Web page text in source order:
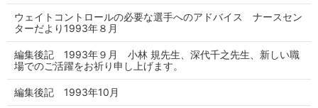
ウェイトコントロールの必要な選手へのアドバイス ナースセン
ターだより1993年８月
編集後記 1993年９月 小林 規先生、深代千之先生、新しい職
場でのご活躍をお祈り申し上げます。
編集後記 1993年10月